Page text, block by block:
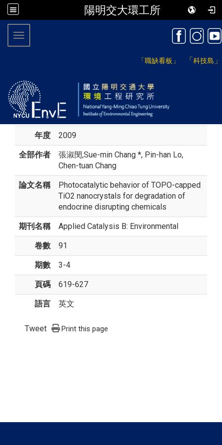
陽明交大環工所
「職缺看板」 「科技島 」
Toggle navigation
年度 2009
全部作者 張淑閔,Sue-min Chang *, Pin-han Lo,
Chen-tuan Chang
論文名稱
Photocatalytic behavior of TOPO-capped
TiO2 nanocrystals for degradation of
endocrine disrupting chemicals
期刊名稱 Applied Catalysis B: Environmental
卷數 91
期數 3-4
頁碼 619-627
語言 英文
Tweet Print this page